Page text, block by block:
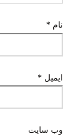
نام *
ایمیل *
وب‌ سایت